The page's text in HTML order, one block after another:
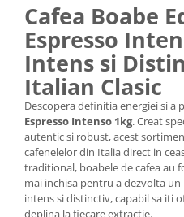
Cafea Boabe
Espresso
Intens si
Italian Clasic
Descopera definitia energiei si a
Espresso Intenso 1kg. Creat
autentic si robust, acest
cafenelelor din Italia direct in
traditional, boabele de cafea au
mai inchisa pentru a dezvolta
intens si distinctiv, capabil sa iti